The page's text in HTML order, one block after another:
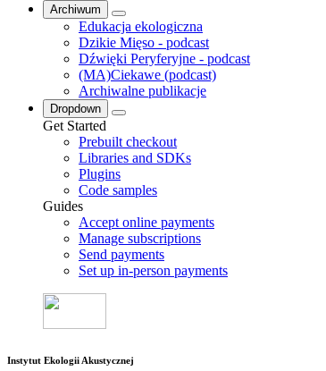
Archiwum
Edukacja ekologiczna
Dzikie Mięso - podcast
Dźwięki Peryferyjne - podcast
(MA)Ciekawe (podcast)
Archiwalne publikacje
Dropdown
Get Started
Prebuilt checkout
Libraries and SDKs
Plugins
Code samples
Guides
Accept online payments
Manage subscriptions
Send payments
Set up in-person payments
Instytut Ekologii Akustycznej